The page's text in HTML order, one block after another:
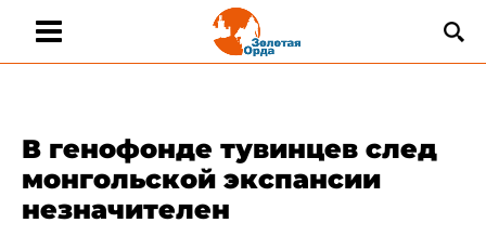
В генофонде тувинцев след
монгольской экспансии
незначителен